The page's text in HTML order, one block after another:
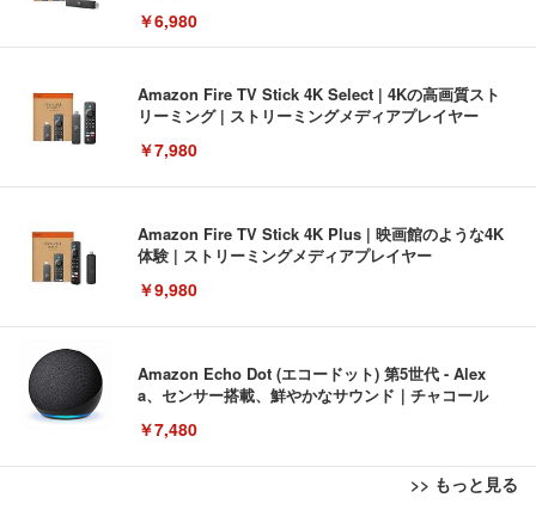
￥6,980
Amazon Fire TV Stick 4K Select | 4Kの高画質スト
リーミング | ストリーミングメディアプレイヤー
￥7,980
Amazon Fire TV Stick 4K Plus | 映画館のような4K
体験 | ストリーミングメディアプレイヤー
￥9,980
Amazon Echo Dot (エコードット) 第5世代 - Alex
a、センサー搭載、鮮やかなサウンド｜チャコール
￥7,480
>> もっと見る